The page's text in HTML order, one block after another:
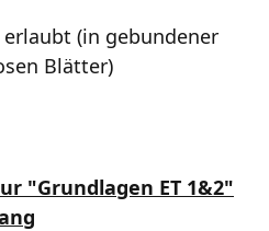
(in gebundener
Blätter)
"Grundlagen ET 1&2"